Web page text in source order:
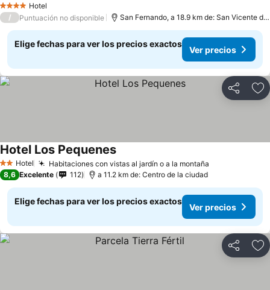
4 EstrellasHotel
/ Puntuación no disponible San Fernando, a 18.9 km de: San Vicente de Tagua
Elige fechas para ver los precios exactos
Ver precios
Compartir
2 Estrellas
Hotel Habitaciones con vistas al jardín o a la montaña
Hotel Los Pequenes
8,6 Excelente 112 a 11.2 km de: Centro de la ciudad
Elige fechas para ver los precios exactos
Ver precios
Compartir